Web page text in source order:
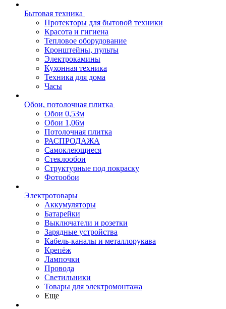
Бытовая техника
Протекторы для бытовой техники
Красота и гигиена
Тепловое оборудование
Кронштейны, пульты
Электрокамины
Кухонная техника
Техника для дома
Часы
Обои, потолочная плитка
Обои 0,53м
Обои 1,06м
Потолочная плитка
РАСПРОДАЖА
Самоклеющиеся
Стеклообои
Структурные под покраску
Фотообои
Электротовары
Аккумуляторы
Батарейки
Выключатели и розетки
Зарядные устройства
Кабель-каналы и металлорукава
Крепёж
Лампочки
Провода
Светильники
Товары для электромонтажа
Еще